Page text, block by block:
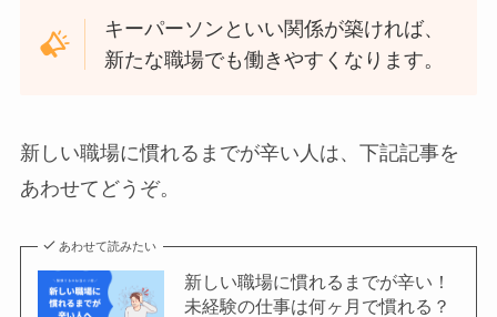
キーパーソンといい関係が築ければ、
新たな職場でも働きやすくなります。
新しい職場に慣れるまでが辛い人は、下記記事を
あわせてどうぞ。
あわせて読みたい
新しい職場に慣れるまでが辛い！
未経験の仕事は何ヶ月で慣れる？